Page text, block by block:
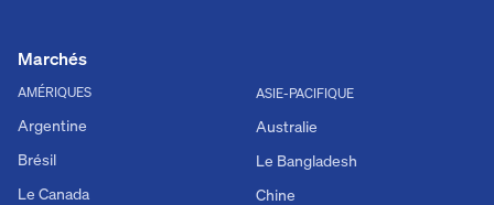
Marchés
AMÉRIQUES
Argentine
Brésil
Le Canada
ASIE-PACIFIQUE
Australie
Le Bangladesh
Chine